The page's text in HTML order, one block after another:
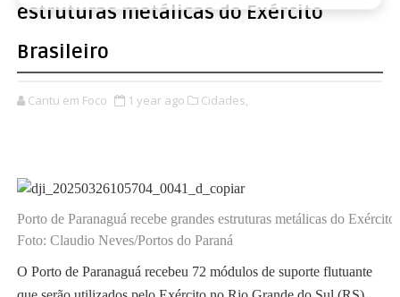
estruturas metálicas do Exército
Brasileiro
Cantu em Foco 1 year ago Cidades,
Porto de Paranaguá recebe grandes estruturas metálicas do Exército
Foto: Claudio Neves/Portos do Paraná
O Porto de Paranaguá recebeu 72 módulos de suporte flutuante